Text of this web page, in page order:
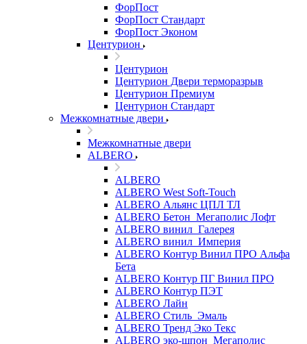
ФорПост
ФорПост Стандарт
ФорПост Эконом
Центурион
Центурион
Центурион Двери терморазрыв
Центурион Премиум
Центурион Стандарт
Межкомнатные двери
Межкомнатные двери
ALBERO
ALBERO
ALBERO West Soft-Touch
ALBERO Альянс ЦПЛ ТЛ
ALBERO Бетон_Мегаполис Лофт
ALBERO винил_Галерея
ALBERO винил_Империя
ALBERO Контур Винил ПРО Альфа
Бета
ALBERO Контур ПГ Винил ПРО
ALBERO Контур ПЭТ
ALBERO Лайн
ALBERO Стиль_Эмаль
ALBERO Тренд Эко Текс
ALBERO эко-шпон_Мегаполис